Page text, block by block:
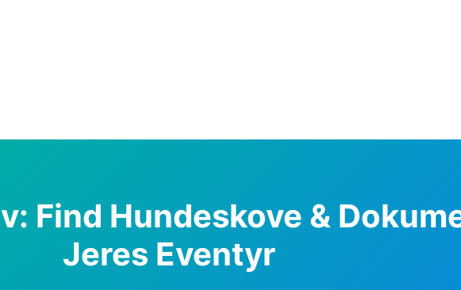
Find Hundeskove &
Jeres Eventyr